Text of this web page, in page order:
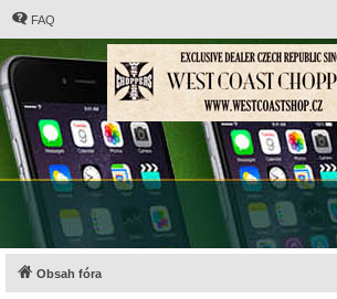
FAQ
Obsah fóra